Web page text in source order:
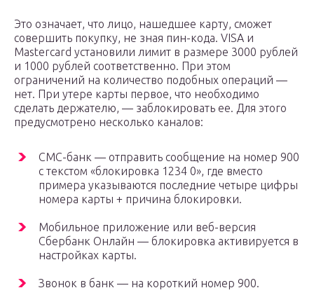
Это означает, что лицо, нашедшее карту, сможет
совершить покупку, не зная пин-кода. VISA и
Mastercard установили лимит в размере 3000 рублей
и 1000 рублей соответственно. При этом
ограничений на количество подобных операций —
нет. При утере карты первое, что необходимо
сделать держателю, — заблокировать ее. Для этого
предусмотрено несколько каналов:
СМС-банк — отправить сообщение на номер 900
с текстом «блокировка 1234 0», где вместо
примера указываются последние четыре цифры
номера карты + причина блокировки.
Мобильное приложение или веб-версия
Сбербанк Онлайн — блокировка активируется в
настройках карты.
Звонок в банк — на короткий номер 900.